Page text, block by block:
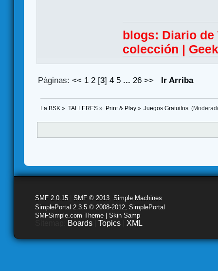
blogs: Diario
colección
Páginas:<< 1 2 [3]4 5 ... 26 >> Ir Arriba
La BSK » TALLERES» Print & Play» Juegos Gratuitos
SMF 2.0.15 SMF © 2013 Simple Machines
SimplePortal 2.3.5 © 2008-2012, SimplePortal
SMFSimple.com Theme | Skin Samp
Boards Topics XML